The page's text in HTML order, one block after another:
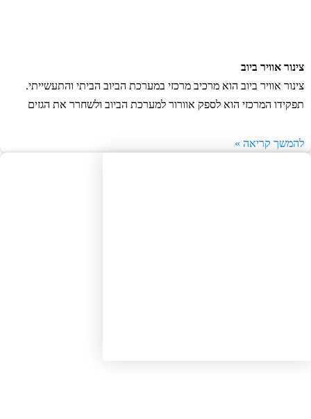
אוויר ביוב
אוויר ביוב הוא מרכיב מרכזי במערכת הביוב הביתי והתעשייתי.
המרכזי הוא לספק אוורור למערכת הביוב ולשחרר את הגזים
קריאה »